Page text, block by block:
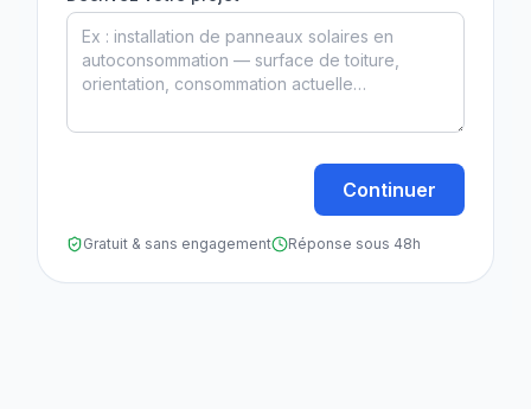
Continuer
Gratuit & sans engagement Réponse sous 48h